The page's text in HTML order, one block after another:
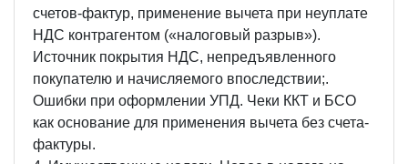
счетов-фактур, применение вычета при неуплате
НДС контрагентом («налоговый разрыв»).
Источник покрытия НДС, непредъявленного
покупателю и начисляемого впоследствии;.
Ошибки при оформлении УПД. Чеки ККТ и БСО
как основание для применения вычета без счета-
фактуры.